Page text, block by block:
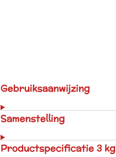
Gebruiksaanwijzing
Samenstelling
Productspecificatie 3 kg